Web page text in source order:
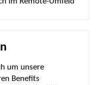
um unsere
Benefits